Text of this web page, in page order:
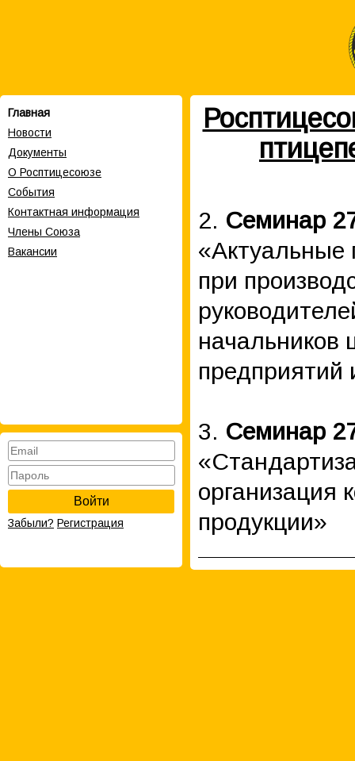
Главная
Новости
Документы
О Росптицесоюзе
События
Контактная информация
Члены Cоюза
Вакансии
Войти
Забыли? Регистрация
2. Семинар
«Актуальные
при
начальников
предприятий
3. Семинар
организация
продукции»